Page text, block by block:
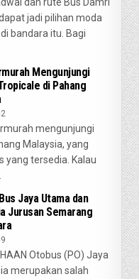
jadi pilihan moda
bandara itu. Bagi
Mengunjungi
di Pahang
mengunjungi
Malaysia, yang
yang tersedia. Kalau
Jaya Utama dan
Jurusan Semarang
Otobus (PO) Jaya
merupakan salah